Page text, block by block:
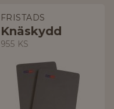
FRISTADS
Knäskydd
955 KS